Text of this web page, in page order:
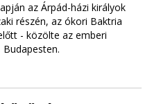
az Árpád-házi királyok
részén, az ókori Baktria
- közölte az emberi